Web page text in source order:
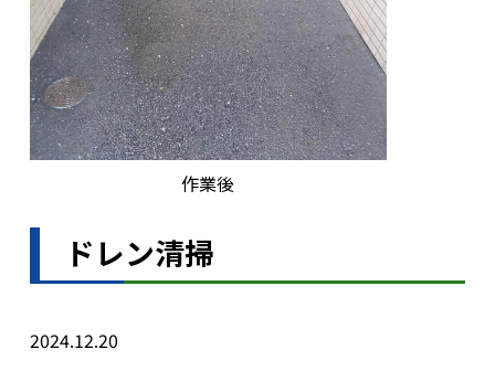
作業後
ドレン清掃
2024.12.20